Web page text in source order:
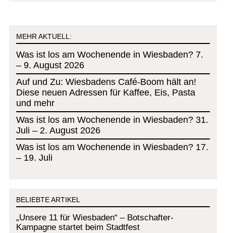
MEHR AKTUELL:
Was ist los am Wochenende in Wiesbaden? 7.
– 9. August 2026
Auf und Zu: Wiesbadens Café-Boom hält an!
Diese neuen Adressen für Kaffee, Eis, Pasta
und mehr
Was ist los am Wochenende in Wiesbaden? 31.
Juli – 2. August 2026
Was ist los am Wochenende in Wiesbaden? 17.
– 19. Juli
BELIEBTE ARTIKEL
„Unsere 11 für Wiesbaden“ – Botschafter-
Kampagne startet beim Stadtfest